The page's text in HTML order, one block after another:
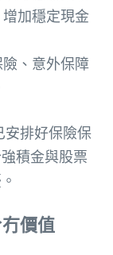
加穩定現金
險、意外保障
安排好保險保
積金與股票
價值